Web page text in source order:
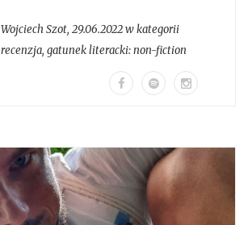
Wojciech Szot, 29.06.2022 w kategorii
recenzja, gatunek literacki:non-fiction